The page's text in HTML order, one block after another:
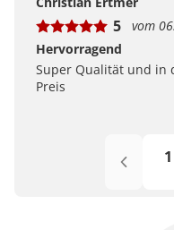
5
vom
Hervorragend
Super Qualität und in
Preis
1